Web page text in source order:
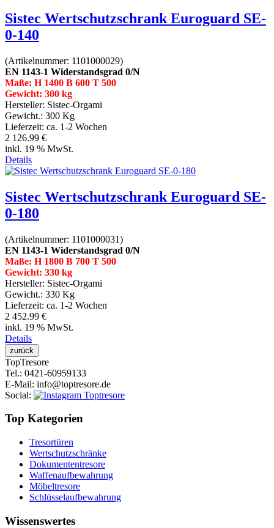
Sistec Wertschutzschrank Euroguard SE-
0-140
(Artikelnummer: 1101000029)
EN 1143-1 Widerstandsgrad 0/N
Maße: H 1400 B 600 T 500
Gewicht: 300 kg
Hersteller: Sistec-Orgami
Gewicht.: 300 Kg
Lieferzeit: ca. 1-2 Wochen
2 126.99 €
inkl. 19 % MwSt.
Details
Sistec Wertschutzschrank Euroguard SE-
0-180
(Artikelnummer: 1101000031)
EN 1143-1 Widerstandsgrad 0/N
Maße: H 1800 B 700 T 500
Gewicht: 330 kg
Hersteller: Sistec-Orgami
Gewicht.: 330 Kg
Lieferzeit: ca. 1-2 Wochen
2 452.99 €
inkl. 19 % MwSt.
Details
TopTresore
Tel.: 0421-60959133
E-Mail: info@toptresore.de
Social:
Top Kategorien
Tresortüren
Wertschutzschränke
Dokumententresore
Waffenaufbewahrung
Möbeltresore
Schlüsselaufbewahrung
Wissenswertes